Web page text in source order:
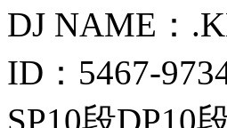
DJ NAME：
ID：5467-